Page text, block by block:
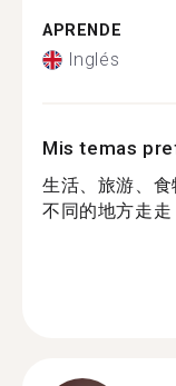
APRENDE
Inglés
Mis temas
生活、旅游、
不同的地方走